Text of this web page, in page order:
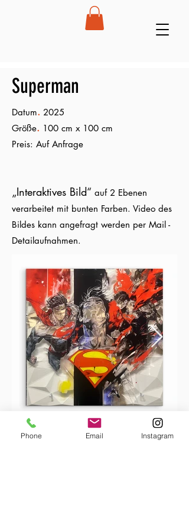
Superman
Datum. 2025
Größe. 100 cm x 100 cm
Preis: Auf Anfrage
„Interaktives Bild“ auf 2 Ebenen
verarbeitet mit bunten Farben. Video des
Bildes kann angefragt werden per Mail -
Detailaufnahmen.
Phone Email Instagram